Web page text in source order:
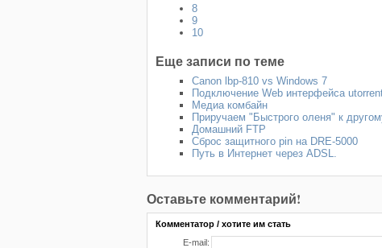
8
9
10
Еще записи по теме
Canon lbp-810 vs Windows 7
Подключение Web интерфейса
Медиа комбайн
Приручаем "Быстрого оленя" к
Домашний FTP
Сброс защитного pin на DRE-5000
Путь в Интернет через ADSL.
Оставьте комментарий!
Комментатор / хотите им стать
E-mail: